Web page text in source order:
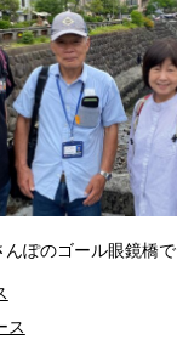
ぽのゴール眼鏡橋で
ス